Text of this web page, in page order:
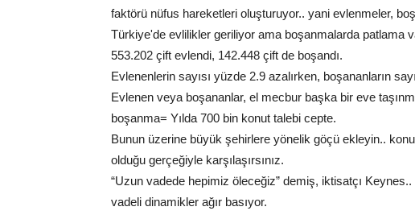
faktörü nüfus hareketleri oluşturuyor.. yani evlenmeler,
Türkiye'de evlilikler geriliyor ama boşanmalarda patlama
553.202 çift evlendi, 142.448 çift de boşandı.
Evlenenlerin sayısı yüzde 2.9 azalırken, boşananların
Evlenen veya boşananlar, el mecbur başka bir eve
boşanma= Yılda 700 bin konut talebi cepte.
Bunun üzerine büyük şehirlere yönelik göçü ekleyin..
olduğu gerçeğiyle karşılaşırsınız.
“Uzun vadede hepimiz öleceğiz” demiş, iktisatçı
vadeli dinamikler ağır basıyor.